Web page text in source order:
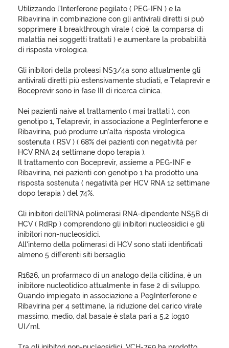
Utilizzando l’Interferone pegilato ( PEG-IFN ) e la
Ribavirina in combinazione con gli antivirali diretti si può
sopprimere il breakthrough virale ( cioè, la comparsa di
malattia nei soggetti trattati ) e aumentare la probabilità
di risposta virologica.
Gli inibitori della proteasi NS3/4a sono attualmente gli
antivirali diretti più estensivamente studiati, e Telaprevir e
Boceprevir sono in fase III di ricerca clinica.
Nei pazienti naive al trattamento ( mai trattati ), con
genotipo 1, Telaprevir, in associazione a PegInterferone e
Ribavirina, può produrre un’alta risposta virologica
sostenuta ( RSV ) ( 68% dei pazienti con negatività per
HCV RNA 24 settimane dopo terapia ).
Il trattamento con Boceprevir, assieme a PEG-INF e
Ribavirina, nei pazienti con genotipo 1 ha prodotto una
risposta sostenuta ( negatività per HCV RNA 12 settimane
dopo terapia ) del 74%.
Gli inibitori dell’RNA polimerasi RNA-dipendente NS5B di
HCV ( RdRp ) comprendono gli inibitori nucleosidici e gli
inibitori non-nucleosidici.
All’interno della polimerasi di HCV sono stati identificati
almeno 5 differenti siti bersaglio.
R1626, un profarmaco di un analogo della citidina, è un
inibitore nucleotidico attualmente in fase 2 di sviluppo.
Quando impiegato in associazione a PegInterferone e
Ribavirina per 4 settimane, la riduzione del carico virale
massimo, medio, dal basale è stata pari a 5,2 log10
UI/ml.